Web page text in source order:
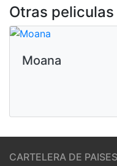
Otras
Moana
CARTELERA DE PAISES